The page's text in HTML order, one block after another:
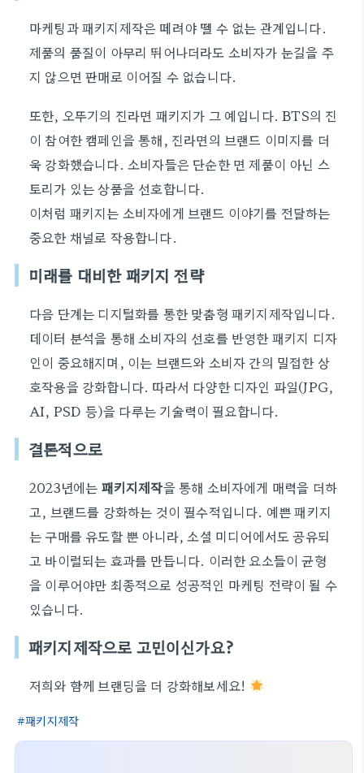
마케팅과 패키지제작은 떼려야 뗄 수 없는 관계입니다.
제품의 품질이 아무리 뛰어나더라도 소비자가 눈길을 주
지 않으면 판매로 이어질 수 없습니다.
또한, 오뚜기의 진라면 패키지가 그 예입니다. BTS의 진
이 참여한 캠페인을 통해, 진라면의 브랜드 이미지를 더
욱 강화했습니다. 소비자들은 단순한 면 제품이 아닌 스
토리가 있는 상품을 선호합니다.
이처럼 패키지는 소비자에게 브랜드 이야기를 전달하는
중요한 채널로 작용합니다.
미래를 대비한 패키지 전략
다음 단계는 디지털화를 통한 맞춤형 패키지제작입니다.
데이터 분석을 통해 소비자의 선호를 반영한 패키지 디자
인이 중요해지며, 이는 브랜드와 소비자 간의 밀접한 상
호작용을 강화합니다. 따라서 다양한 디자인 파일(JPG,
AI, PSD 등)을 다루는 기술력이 필요합니다.
결론적으로
2023년에는 패키지제작을 통해 소비자에게 매력을 더하
고, 브랜드를 강화하는 것이 필수적입니다. 예쁜 패키지
는 구매를 유도할 뿐 아니라, 소셜 미디어에서도 공유되
고 바이럴되는 효과를 만듭니다. 이러한 요소들이 균형
을 이루어야만 최종적으로 성공적인 마케팅 전략이 될 수
있습니다.
패키지제작으로 고민이신가요?
저희와 함께 브랜딩을 더 강화해보세요!
패키지제작